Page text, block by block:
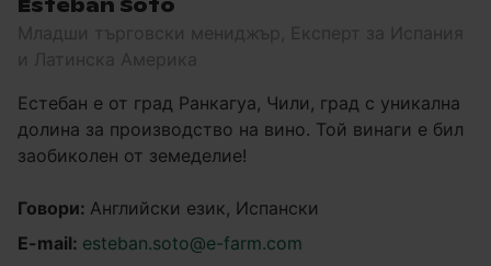
Esteban Soto
Младши търговски мениджър, Експерт за Испания
и Латинска Америка
Естебан е от град Ранкагуа, Чили, град с уникална
долина за производство на вино. Той винаги е бил
заобиколен от земеделие!
Говори: Английски език, Испански
E-mail: esteban.soto@e-farm.com